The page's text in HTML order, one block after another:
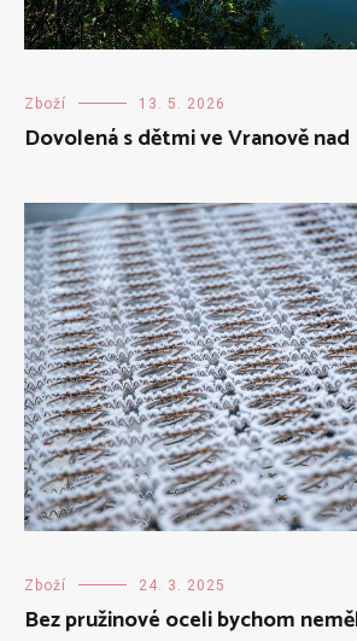
Zboží 13. 5. 2026
Dovolená s dětmi ve Vranově nad
Zboží 24. 3. 2025
Bez pružinové oceli bychom